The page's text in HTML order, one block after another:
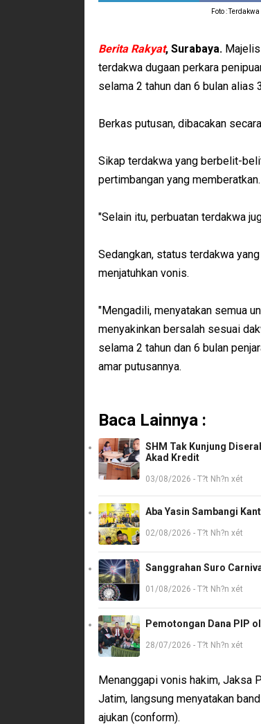
Foto :
Berita Rakyat, Surabaya.
terdakwa dugaan perkara
selama 2 tahun dan 6 bulan alias
Berkas putusan, dibacakan
Sikap terdakwa yang berbelit-
pertimbangan yang memberatkan.
"Selain itu, perbuatan terdakwa
Sedangkan, status terdakwa
menjatuhkan vonis.
"Mengadili, menyatakan semua
menyakinkan bersalah sesuai
selama 2 tahun dan 6 bulan
amar putusannya.
Baca Lainnya :
SHM Tak Kunjung
Akad Kredit
03/08/2026 - T?t Nh?n xét
Aba Yasin Sambangi
02/08/2026 - T?t Nh?n xét
Sanggrahan Suro
01/08/2026 - T?t Nh?n xét
Pemotongan Dana PIP
28/07/2026 - T?t Nh?n xét
Menanggapi vonis hakim, Jaksa
Jatim, langsung menyatakan
ajukan (conform).